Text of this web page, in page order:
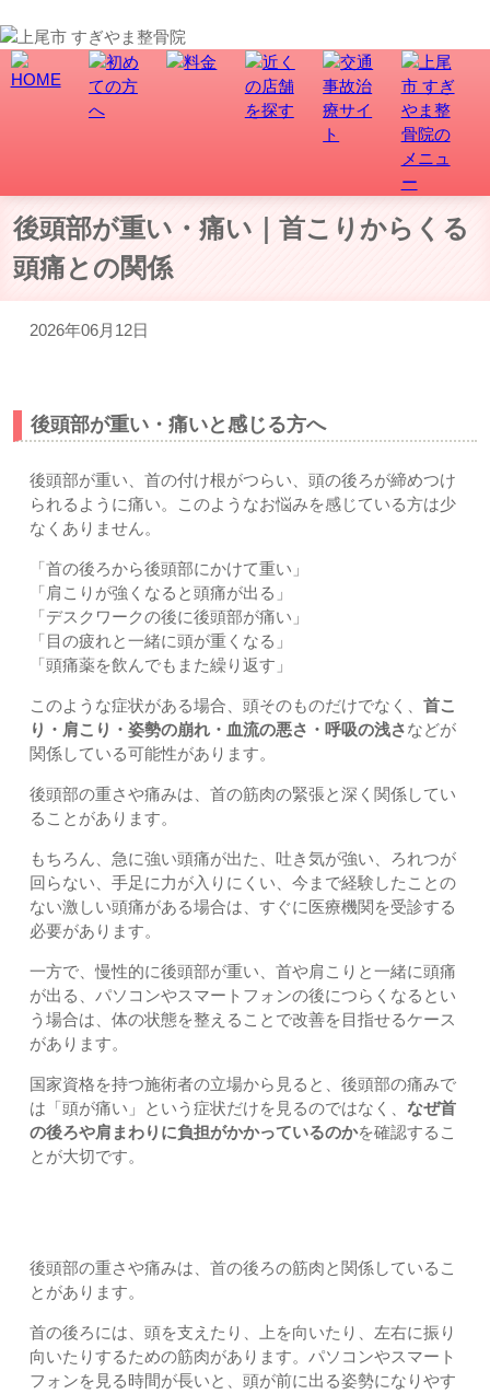
後頭部が重い・痛い｜首こりからくる
頭痛との関係
2026年06月12日
後頭部が重い・痛いと感じる方へ
後頭部が重い、首の付け根がつらい、頭の後ろが締めつけ
られるように痛い。このようなお悩みを感じている方は少
なくありません。
「首の後ろから後頭部にかけて重い」
「肩こりが強くなると頭痛が出る」
「デスクワークの後に後頭部が痛い」
「目の疲れと一緒に頭が重くなる」
「頭痛薬を飲んでもまた繰り返す」
このような症状がある場合、頭そのものだけでなく、 首こ
り・肩こり・姿勢の崩れ・血流の悪さ・呼吸の浅さなどが
関係している可能性があります。
後頭部の重さや痛みは、首の筋肉の緊張と深く関係してい
ることがあります。
もちろん、急に強い頭痛が出た、吐き気が強い、ろれつが
回らない、手足に力が入りにくい、今まで経験したことの
ない激しい頭痛がある場合は、すぐに医療機関を受診する
必要があります。
一方で、慢性的に後頭部が重い、首や肩こりと一緒に頭痛
が出る、パソコンやスマートフォンの後につらくなるとい
う場合は、体の状態を整えることで改善を目指せるケース
があります。
国家資格を持つ施術者の立場から見ると、後頭部の痛みで
は「頭が痛い」という症状だけを見るのではなく、 なぜ首
の後ろや肩まわりに負担がかかっているのかを確認するこ
とが大切です。
後頭部の重さや痛みは、首の後ろの筋肉と関係しているこ
とがあります。
首の後ろには、頭を支えたり、上を向いたり、左右に振り
向いたりするための筋肉があります。パソコンやスマート
フォンを見る時間が長いと、頭が前に出る姿勢になりやす